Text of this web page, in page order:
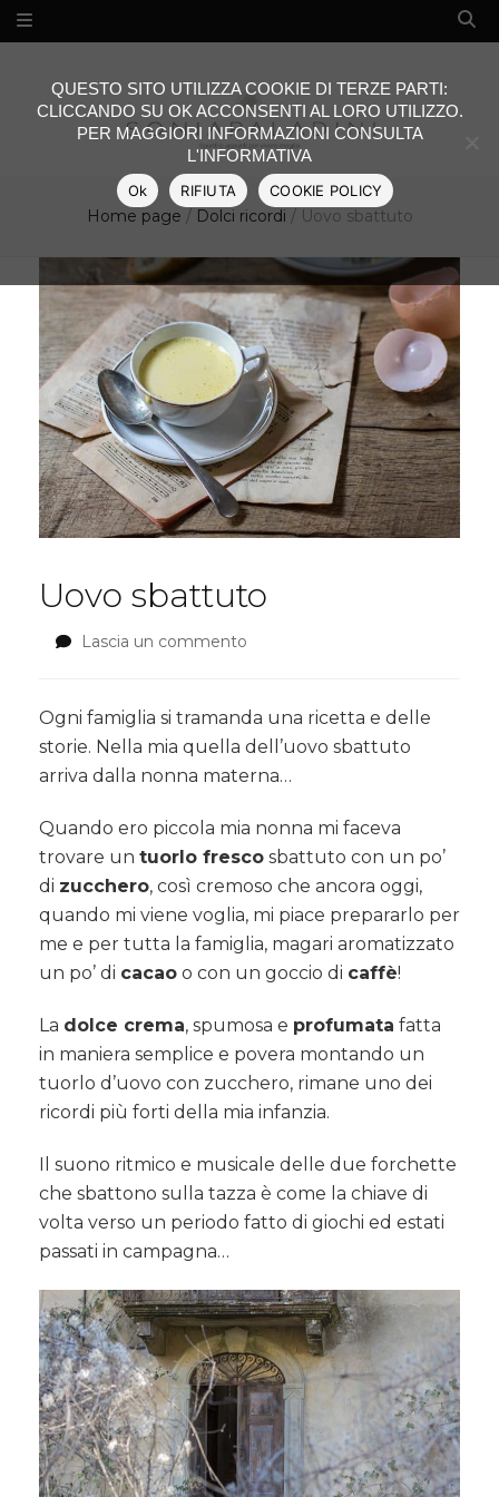
Home page / Dolci ricordi / Uovo sbattuto
Uovo sbattuto
Lascia un commento
Ogni famiglia si tramanda una ricetta e delle
storie. Nella mia quella dell’uovo sbattuto
arriva dalla nonna materna…
Quando ero piccola mia nonna mi faceva
trovare un tuorlo fresco sbattuto con un po’
di zucchero, così cremoso che ancora oggi,
quando mi viene voglia, mi piace prepararlo per
me e per tutta la famiglia, magari aromatizzato
un po’ di cacao o con un goccio di caffè!
La dolce crema, spumosa e profumata fatta
in maniera semplice e povera montando un
tuorlo d’uovo con zucchero, rimane uno dei
ricordi più forti della mia infanzia.
Il suono ritmico e musicale delle due forchette
che sbattono sulla tazza è come la chiave di
volta verso un periodo fatto di giochi ed estati
passati in campagna…
QUESTO SITO UTILIZZA COOKIE DI TERZE PARTI:
CLICCANDO SU OK ACCONSENTI AL LORO UTILIZZO.
PER MAGGIORI INFORMAZIONI CONSULTA
L'INFORMATIVA
Ok RIFIUTA COOKIE POLICY